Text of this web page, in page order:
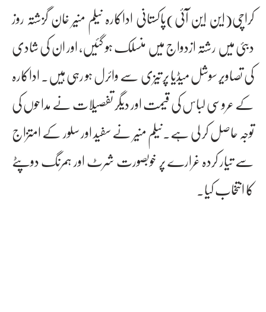
کراچی(این این آئی)پاکستانی اداکارہ نیلم منیر خان گزشتہ روز
دبئی میں رشتہ ازدواج میں منسلک ہو گئیں، اور ان کی شادی
کی تصاویر سوشل میڈیا پر تیزی سے وائرل ہو رہی ہیں۔ اداکارہ
کے عروسی لباس کی قیمت اور دیگر تفصیلات نے مداحوں کی
توجہ حاصل کر لی ہے۔نیلم منیر نے سفید اور سلور کے امتزاج
سے تیار کردہ غرارے پر خوبصورت شرٹ اور ہمرنگ دوپٹے
کا انتخاب کیا۔